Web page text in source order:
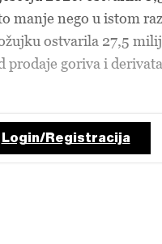
manje nego u istom
ostvarila 27,5
prodaje goriva i
Login/Registracija